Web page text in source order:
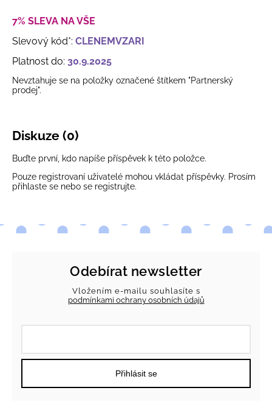
7% SLEVA NA VŠE
Slevový kód*: CLENEMVZARI
Platnost do: 30.9.2025
Nevztahuje se na položky označené štítkem "Partnerský
prodej".
Diskuze (0)
Buďte první, kdo napíše příspěvek k této položce.
Pouze registrovaní uživatelé mohou vkládat příspěvky. Prosím
přihlaste se nebo se registrujte.
Odebírat newsletter
Vložením e-mailu souhlasíte s
podmínkami ochrany osobních údajů
Přihlásit se